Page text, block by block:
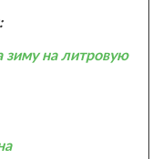
зиму на литровую